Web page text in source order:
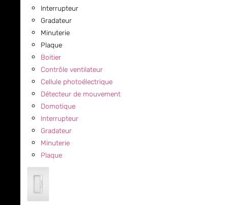
Interrupteur
Gradateur
Minuterie
Plaque
Boitier
Contrôle ventilateur
Cellule photoélectrique
Détecteur de mouvement
Domotique
Interrupteur
Gradateur
Minuterie
Plaque